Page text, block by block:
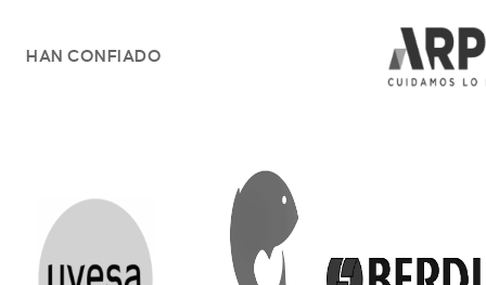
HAN CONFIADO